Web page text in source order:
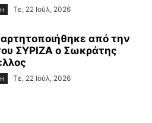
Τε, 22 Ιούλ, 2026
από την
ΣΥΡΙΖΑ ο Σωκράτης
Τε, 22 Ιούλ, 2026